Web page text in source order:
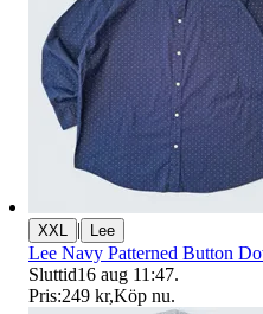
XXL | Lee
Lee Navy Patterned Button
Sluttid16 aug 11:47.
Pris:249 kr,Köp nu.